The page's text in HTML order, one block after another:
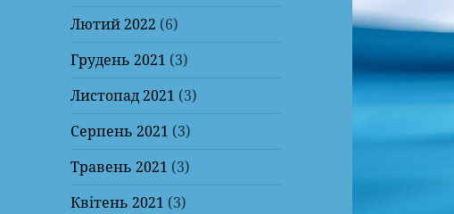
Лютий 2022 (6)
Грудень 2021 (3)
Листопад 2021 (3)
Серпень 2021 (3)
Травень 2021 (3)
Квітень 2021 (3)